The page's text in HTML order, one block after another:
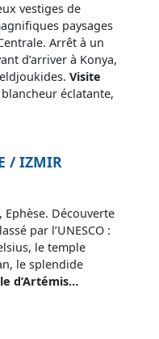
vestiges de
paysages
Arrêt à un
d’arriver à Konya,
Visite
blancheur éclatante,
/ IZMIR
, Ephèse. Découverte
par l’UNESCO :
le temple
le splendide
d’Artémis…